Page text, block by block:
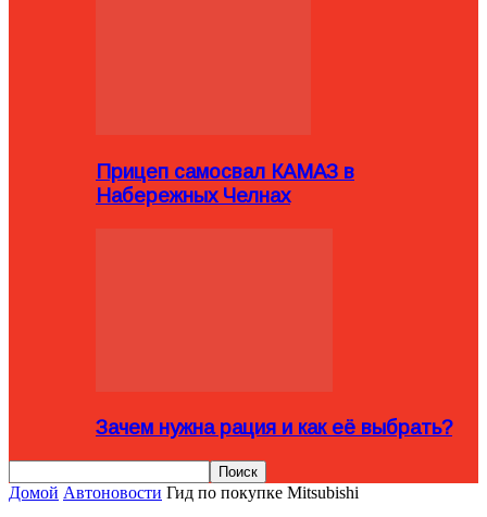
Прицеп самосвал КАМАЗ в
Набережных Челнах
Зачем нужна рация и как её выбрать?
Домой Автоновости Гид по покупке Mitsubishi